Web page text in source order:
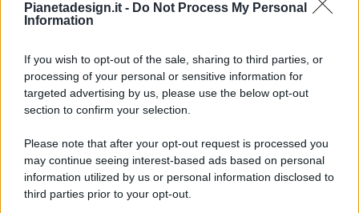
Pianetadesign.it - Do Not Process My Personal
Information
If you wish to opt-out of the sale, sharing to third parties, or
processing of your personal or sensitive information for
targeted advertising by us, please use the below opt-out
section to confirm your selection.
Please note that after your opt-out request is processed you
may continue seeing interest-based ads based on personal
information utilized by us or personal information disclosed to
third parties prior to your opt-out.
© 2026 - Pianeta Design - P.IVA 04827280654 - Testata
Registrata Al Tribunale Di Nocera Inferiore N. 8/2020 - RG N.
ISCRIZIONE AL ROC N. 35792 – ISCRITTA ALL’ANSO
(ASSOCIAZIONE NAZIONALE STAMPA ONLINE)